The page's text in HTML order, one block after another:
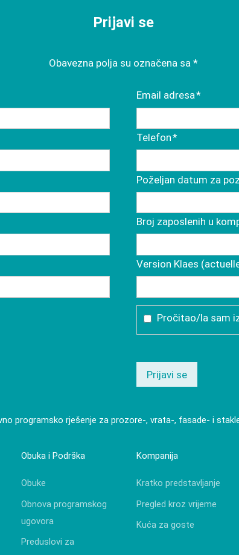
Prijavi se
Obavezna polja su označena sa *
Mandatory
field
Email adresa*
Mandatory
field
Telefon*
Poželjan datum za
Broj zaposlenih u
Version Klaes
Pročitao/la sam
Prijavi se
programsko rješenje za prozore-, vrata-, fasade- i
Obuka i Podrška
Obuke
Obnova programskog
ugovora
Preduslovi za
Kompanija
Kratko predstavljanje
Pregled kroz vrijeme
Kuća za goste